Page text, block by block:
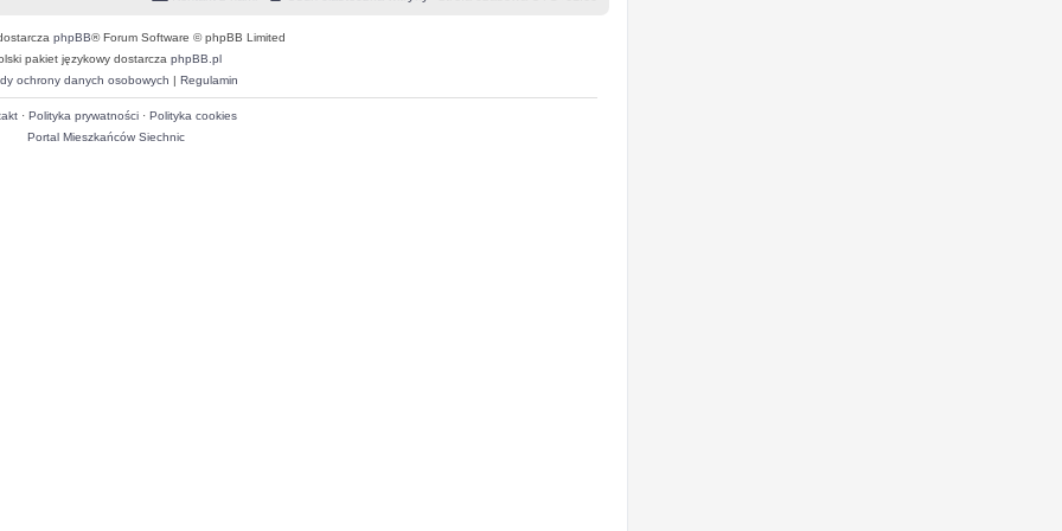
phpBB® Forum Software © phpBB Limited
pakiet językowy dostarcza phpBB.pl
ochrony danych osobowych | Regulamin
· Polityka prywatności· Polityka cookies
Portal Mieszkańców Siechnic